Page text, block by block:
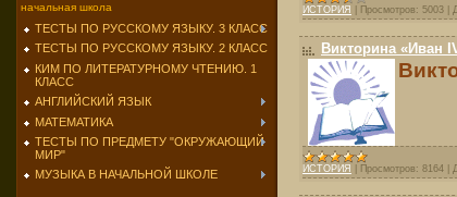
начальная школа
ТЕСТЫ ПО РУССКОМУ ЯЗЫКУ. 3 КЛАСС
ТЕСТЫ ПО РУССКОМУ ЯЗЫКУ. 2 КЛАСС
КИМ ПО ЛИТЕРАТУРНОМУ ЧТЕНИЮ. 1
КЛАСС
АНГЛИЙСКИЙ ЯЗЫК
МАТЕМАТИКА
ТЕСТЫ ПО ПРЕДМЕТУ "ОКРУЖАЮЩИЙ
МИР"
МУЗЫКА В НАЧАЛЬНОЙ ШКОЛЕ
ИСТОРИЯ Просмотров: 5003
Викторина «Иван
ИСТОРИЯ Просмотров: 8164